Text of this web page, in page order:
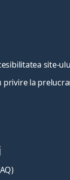
site-
la